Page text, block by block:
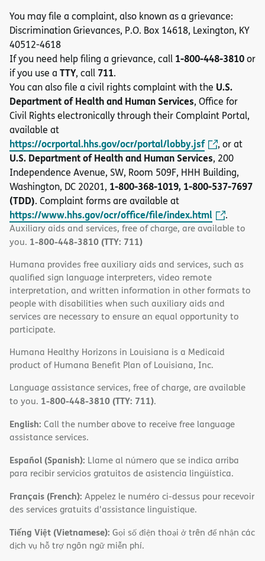
You may file a complaint, also known as a grievance:
Discrimination Grievances, P.O. Box 14618, Lexington, KY
40512-4618
If you need help filing a grievance, call 1-800-448-3810or
if you use a TTY, call 711.
You can also file a civil rights complaint with the U.S.
Department of Health and Human Services, Office for
Civil Rights electronically through their Complaint Portal,
available at
https://ocrportal.hhs.gov/ocr/portal/lobby.jsf , or at
U.S. Department of Health and Human Services, 200
Independence Avenue, SW, Room 509F, HHH Building,
Washington, DC 20201, 1-800-368-1019, 1-800-537-7697
(TDD). Complaint forms are available at
https://www.hhs.gov/ocr/office/file/index.html .
Auxiliary aids and services, free of charge, are available to
you. 1-800-448-3810 (TTY: 711)
Humana provides free auxiliary aids and services, such as
qualified sign language interpreters, video remote
interpretation, and written information in other formats to
people with disabilities when such auxiliary aids and
services are necessary to ensure an equal opportunity to
participate.
Humana Healthy Horizons in Louisiana is a Medicaid
product of Humana Benefit Plan of Louisiana, Inc.
Language assistance services, free of charge, are available
to you. 1-800-448-3810 (TTY: 711).
English: Call the number above to receive free language
assistance services.
Español (Spanish): Llame al número que se indica arriba
para recibir servicios gratuitos de asistencia lingüística.
Français (French): Appelez le numéro ci-dessus pour recevoir
des services gratuits d'assistance linguistique.
Tiếng Việt (Vietnamese): Gọi số điện thoại ở trên để nhận các
dịch vụ hỗ trợ ngôn ngữ miễn phí.